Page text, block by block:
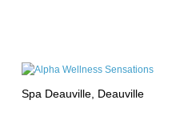
Spa Deauville, Deauville